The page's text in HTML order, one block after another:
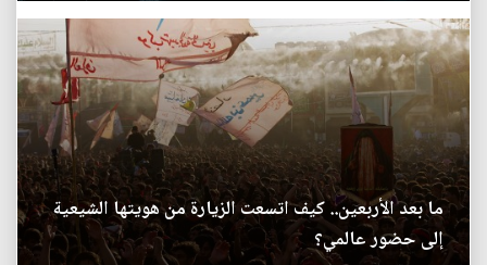
ما بعد الأربعين.. كيف اتسعت الزيارة من هويتها الشيعية
إلى حضور عالمي؟